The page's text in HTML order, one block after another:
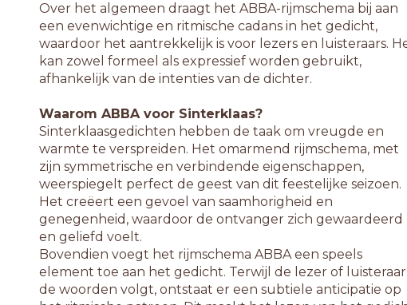
Over het algemeen draagt het ABBA-rijmschema bij aan
een evenwichtige en ritmische cadans in het gedicht,
waardoor het aantrekkelijk is voor lezers en luisteraars.
kan zowel formeel als expressief worden gebruikt,
afhankelijk van de intenties van de dichter.
Waarom ABBA voor Sinterklaas?
Sinterklaasgedichten hebben de taak om vreugde en
warmte te verspreiden. Het omarmend rijmschema, met
zijn symmetrische en verbindende eigenschappen,
weerspiegelt perfect de geest van dit feestelijke seizoen.
Het creëert een gevoel van saamhorigheid en
genegenheid, waardoor de ontvanger zich gewaardeerd
en geliefd voelt.
Bovendien voegt het rijmschema ABBA een speels
element toe aan het gedicht. Terwijl de lezer of luisteraar
de woorden volgt, ontstaat er een subtiele anticipatie op